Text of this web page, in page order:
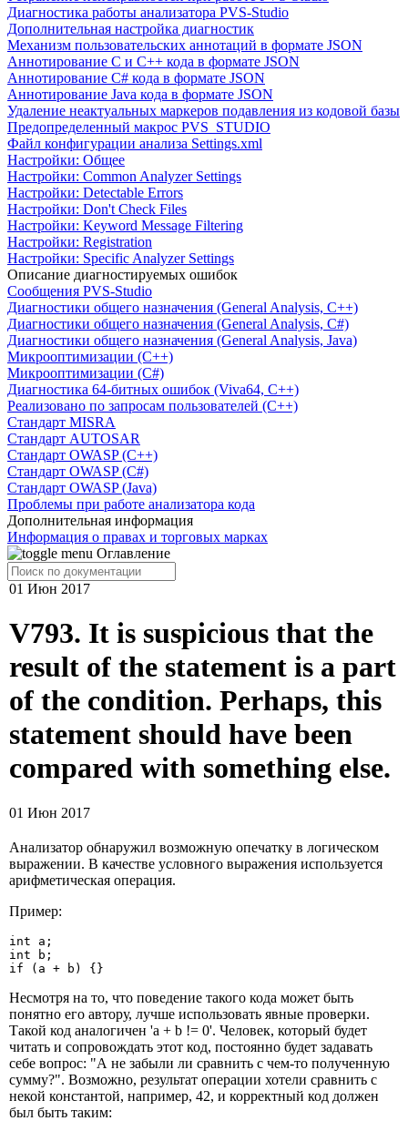
Диагностика работы анализатора PVS-Studio
Дополнительная настройка диагностик
Механизм пользовательских аннотаций в формате JSON
Аннотирование C и C++ кода в формате JSON
Аннотирование C# кода в формате JSON
Аннотирование Java кода в формате JSON
Удаление неактуальных маркеров подавления из кодовой базы
Предопределенный макрос PVS_STUDIO
Файл конфигурации анализа Settings.xml
Настройки: Общее
Настройки: Common Analyzer Settings
Настройки: Detectable Errors
Настройки: Don't Check Files
Настройки: Keyword Message Filtering
Настройки: Registration
Настройки: Specific Analyzer Settings
Описание диагностируемых ошибок
Сообщения PVS-Studio
Диагностики общего назначения (General Analysis, C++)
Диагностики общего назначения (General Analysis, C#)
Диагностики общего назначения (General Analysis, Java)
Микрооптимизации (C++)
Микрооптимизации (C#)
Диагностика 64-битных ошибок (Viva64, C++)
Реализовано по запросам пользователей (C++)
Cтандарт MISRA
Стандарт AUTOSAR
Стандарт OWASP (C++)
Стандарт OWASP (C#)
Стандарт OWASP (Java)
Проблемы при работе анализатора кода
Дополнительная информация
Информация о правах и торговых марках
Оглавление
01 Июн 2017
V793. It is suspicious that the
result of the statement is a part
of the condition. Perhaps, this
statement should have been
compared with something else.
01 Июн 2017
Анализатор обнаружил возможную опечатку в логическом
выражении. В качестве условного выражения используется
арифметическая операция.
Пример:
int a;
int b;
if (a + b) {}
Несмотря на то, что поведение такого кода может быть
понятно его автору, лучше использовать явные проверки.
Такой код аналогичен 'a + b != 0'. Человек, который будет
читать и сопровождать этот код, постоянно будет задавать
себе вопрос: "А не забыли ли сравнить с чем-то полученную
сумму?". Возможно, результат операции хотели сравнить с
некой константой, например, 42, и корректный код должен
был быть таким: